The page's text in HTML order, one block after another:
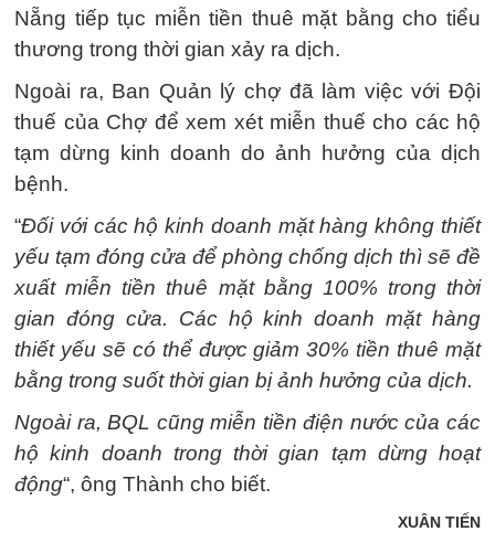
Nẵng tiếp tục miễn tiền thuê mặt bằng cho tiểu
thương trong thời gian xảy ra dịch.
Ngoài ra, Ban Quản lý chợ đã làm việc với Đội
thuế của Chợ để xem xét miễn thuế cho các hộ
tạm dừng kinh doanh do ảnh hưởng của dịch
bệnh.
“Đối với các hộ kinh doanh mặt hàng không thiết
yếu tạm đóng cửa để phòng chống dịch thì sẽ đề
xuất miễn tiền thuê mặt bằng 100% trong thời
gian đóng cửa. Các hộ kinh doanh mặt hàng
thiết yếu sẽ có thể được giảm 30% tiền thuê mặt
bằng trong suốt thời gian bị ảnh hưởng của dịch.
Ngoài ra, BQL cũng miễn tiền điện nước của các
hộ kinh doanh trong thời gian tạm dừng hoạt
động“, ông Thành cho biết.
XUÂN TIẾN